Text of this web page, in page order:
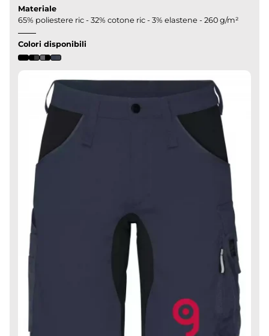
Materiale
65% poliestere ric - 32% cotone ric - 3% elastene - 260 g/m²
Colori disponibili